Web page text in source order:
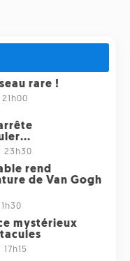
rare !
23h30
rend
de Van Gogh
mystérieux